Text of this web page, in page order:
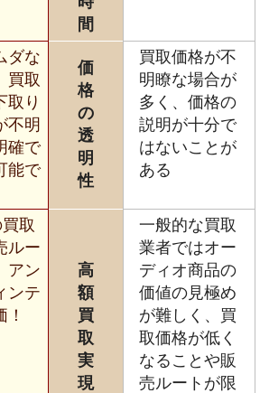
間
ダな
買取
取り
不明
確で
能で
価
格
の
透
明
性
買取価格が不
明瞭な場合が
多く、価格の
説明が十分で
はないことが
ある
取
ルー
アン
ンテ
高
額
買
取
実
現
一般的な買取
業者ではオー
ディオ商品の
価値の見極め
が難しく、買
取価格が低く
なることや販
売ルートが限